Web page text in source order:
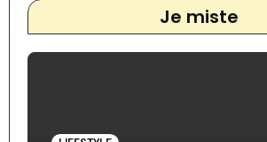
Je miste